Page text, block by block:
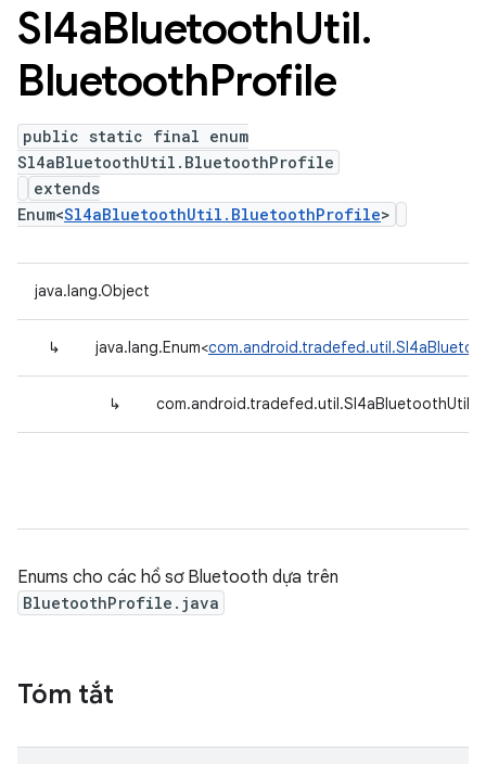
Sl4aBluetoothUtil.
BluetoothProfile
public static final enum
Sl4aBluetoothUtil.BluetoothProfile
extends
Enum<Sl4aBluetoothUtil.BluetoothProfile>
java.lang.Object
↳ java.lang.Enum<
↳
Enums cho các hồ sơ Bluetooth dựa trên
BluetoothProfile.java
Tóm tắt